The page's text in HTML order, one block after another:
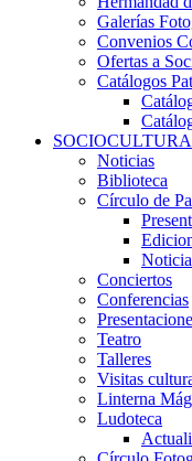
Galerías
Convenios
Ofertas a
Catálogos
Noticias
Biblioteca
Círculo de
Conciertos
Conferencias
Teatro
Talleres
Visitas
Linterna
Ludoteca